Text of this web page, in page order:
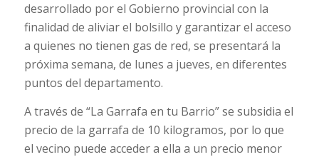
desarrollado por el Gobierno provincial con la
finalidad de aliviar el bolsillo y garantizar el acceso
a quienes no tienen gas de red, se presentará la
próxima semana, de lunes a jueves, en diferentes
puntos del departamento.
A través de “La Garrafa en tu Barrio” se subsidia el
precio de la garrafa de 10 kilogramos, por lo que
el vecino puede acceder a ella a un precio menor